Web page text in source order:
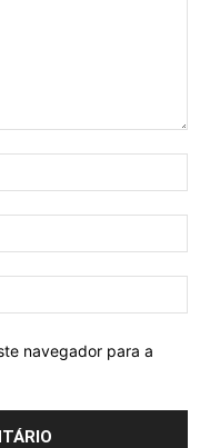
navegador para a